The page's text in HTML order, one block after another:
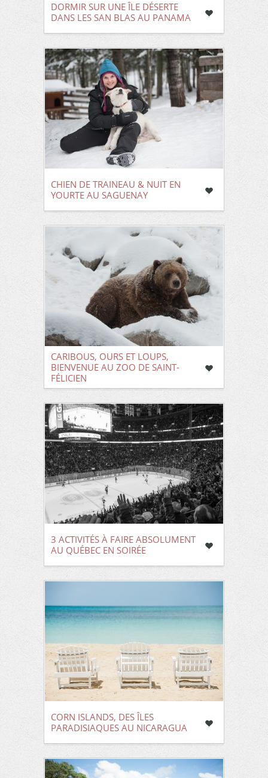
DORMIR SUR UNE ÎLE DÉSERTE
DANS LES SAN BLAS AU PANAMA
CHIEN DE TRAINEAU & NUIT EN
YOURTE AU SAGUENAY
CARIBOUS, OURS ET LOUPS,
BIENVENUE AU ZOO DE SAINT-
FÉLICIEN
3 ACTIVITÉS À FAIRE ABSOLUMENT
AU QUÉBEC EN SOIRÉE
CORN ISLANDS, DES ÎLES
PARADISIAQUES AU NICARAGUA